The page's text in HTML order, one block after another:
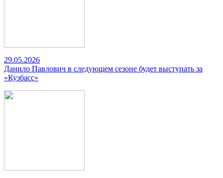
29.05.2026
Данило Павлович в следующем сезоне будет выступать за
«Кузбасс»